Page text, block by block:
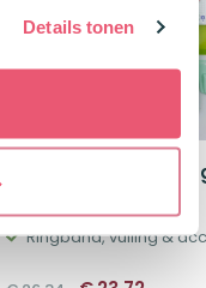
Details tonen
Ringband met
Everything Green
Ringband, vulling &